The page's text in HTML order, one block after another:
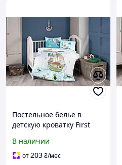
Постельное белье в
детскую кроватку First
Детский в кроватку
В наличии
от203₴/мес